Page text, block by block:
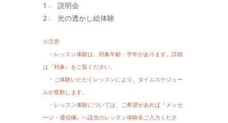
1 . 説明会
2 . 光の透かし絵体験
※注意
・レッスン体験は、対象年齢・学年があります。詳細
は『対象』をご覧ください。
・ご体験いただくレッスンにより、タイムスケジュー
ルが変動します。
・レッスン体験については、ご希望があれば『メッセ
ージ・通信欄』へ該当のレッスン体験名ご入力くださ